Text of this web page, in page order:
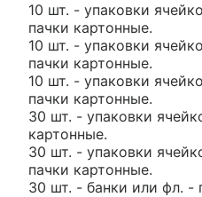
10 шт. - упаковки
пачки картонные.
10 шт. - упаковки
пачки картонные.
10 шт. - упаковки
пачки картонные.
30 шт. - упаковки
картонные.
30 шт. - упаковки
пачки картонные.
30 шт. - банки или фл. -